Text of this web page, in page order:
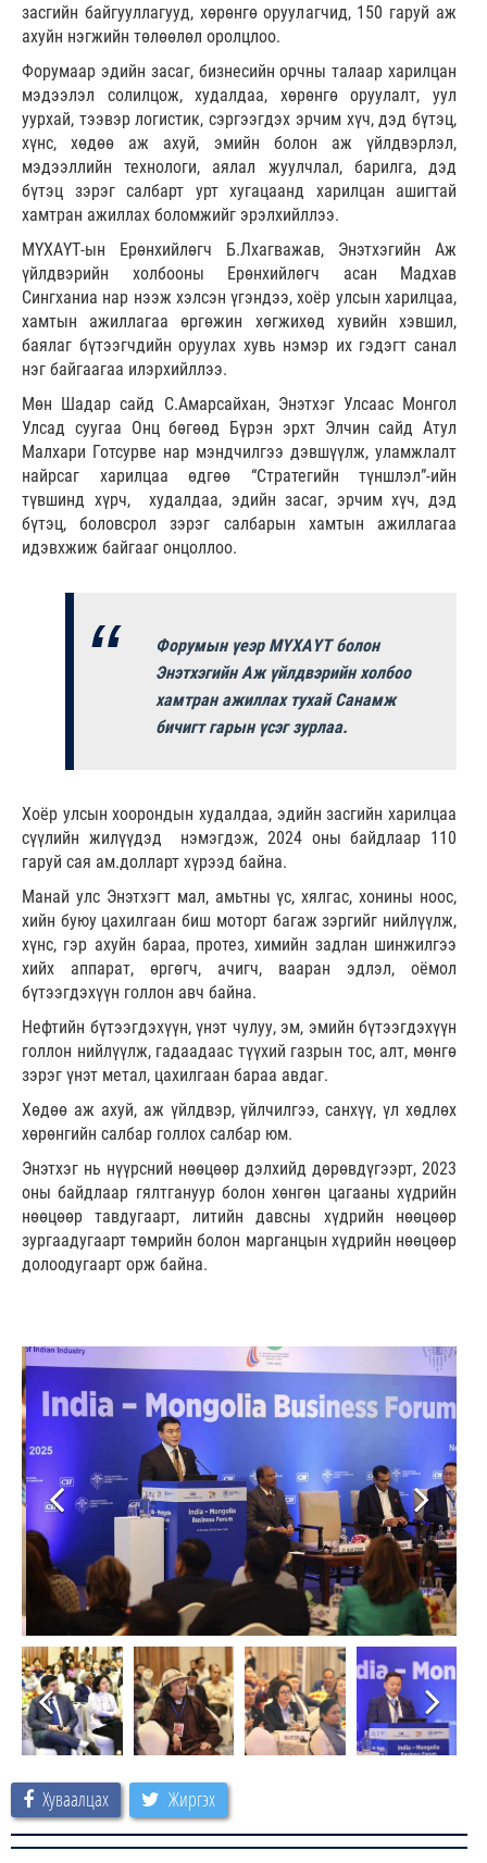
засгийн байгууллагууд, хөрөнгө оруулагчид, 150 гаруй аж
ахуйн нэгжийн төлөөлөл оролцлоо.
Форумаар эдийн засаг, бизнесийн орчны талаар харилцан
мэдээлэл солилцож, худалдаа, хөрөнгө оруулалт, уул
уурхай, тээвэр логистик, сэргээгдэх эрчим хүч, дэд бүтэц,
хүнс, хөдөө аж ахуй, эмийн болон аж үйлдвэрлэл,
мэдээллийн технологи, аялал жуулчлал, барилга, дэд
бүтэц зэрэг салбарт урт хугацаанд харилцан ашигтай
хамтран ажиллах боломжийг эрэлхийллээ.
МҮХАҮТ-ын Ерөнхийлөгч Б.Лхагважав, Энэтхэгийн Аж
үйлдвэрийн холбооны Ерөнхийлөгч асан Мадхав
Сингханиа нар нээж хэлсэн үгэндээ, хоёр улсын харилцаа,
хамтын ажиллагаа өргөжин хөгжихөд хувийн хэвшил,
баялаг бүтээгчдийн оруулах хувь нэмэр их гэдэгт санал
нэг байгаагаа илэрхийллээ.
Мөн Шадар сайд С.Амарсайхан, Энэтхэг Улсаас Монгол
Улсад суугаа Онц бөгөөд Бүрэн эрхт Элчин сайд Атул
Малхари Готсурве нар мэндчилгээ дэвшүүлж, уламжлалт
найрсаг харилцаа өдгөө “Стратегийн түншлэл”-ийн
түвшинд хүрч, худалдаа, эдийн засаг, эрчим хүч, дэд
бүтэц, боловсрол зэрэг салбарын хамтын ажиллагаа
идэвхжиж байгааг онцоллоо.
Форумын үеэр МҮХАҮТ болон
Энэтхэгийн Аж үйлдвэрийн холбоо
хамтран ажиллах тухай Санамж
бичигт гарын үсэг зурлаа.
Хоёр улсын хоорондын худалдаа, эдийн засгийн харилцаа
сүүлийн жилүүдэд нэмэгдэж, 2024 оны байдлаар 110
гаруй сая ам.долларт хүрээд байна.
Манай улс Энэтхэгт мал, амьтны үс, хялгас, хонины ноос,
хийн буюу цахилгаан биш моторт багаж зэргийг нийлүүлж,
хүнс, гэр ахуйн бараа, протез, химийн задлан шинжилгээ
хийх аппарат, өргөгч, ачигч, вааран эдлэл, оёмол
бүтээгдэхүүн голлон авч байна.
Нефтийн бүтээгдэхүүн, үнэт чулуу, эм, эмийн бүтээгдэхүүн
голлон нийлүүлж, гадаадаас түүхий газрын тос, алт, мөнгө
зэрэг үнэт метал, цахилгаан бараа авдаг.
Хөдөө аж ахуй, аж үйлдвэр, үйлчилгээ, санхүү, үл хөдлөх
хөрөнгийн салбар голлох салбар юм.
Энэтхэг нь нүүрсний нөөцөөр дэлхийд дөрөвдүгээрт, 2023
оны байдлаар гялтгануур болон хөнгөн цагааны хүдрийн
нөөцөөр тавдугаарт, литийн давсны хүдрийн нөөцөөр
зургаадугаарт төмрийн болон марганцын хүдрийн нөөцөөр
долоодугаарт орж байна.
Хуваалцах Жиргэх